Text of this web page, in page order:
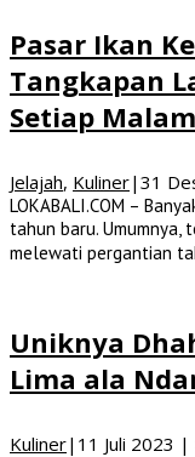
Pasar Ikan
Tangkapan
Setiap
Jelajah, Kuliner| 31
LOKABALI.COM –
tahun baru.
melewati pergantian
Uniknya
Lima ala
Kuliner| 11 Juli 2023 |